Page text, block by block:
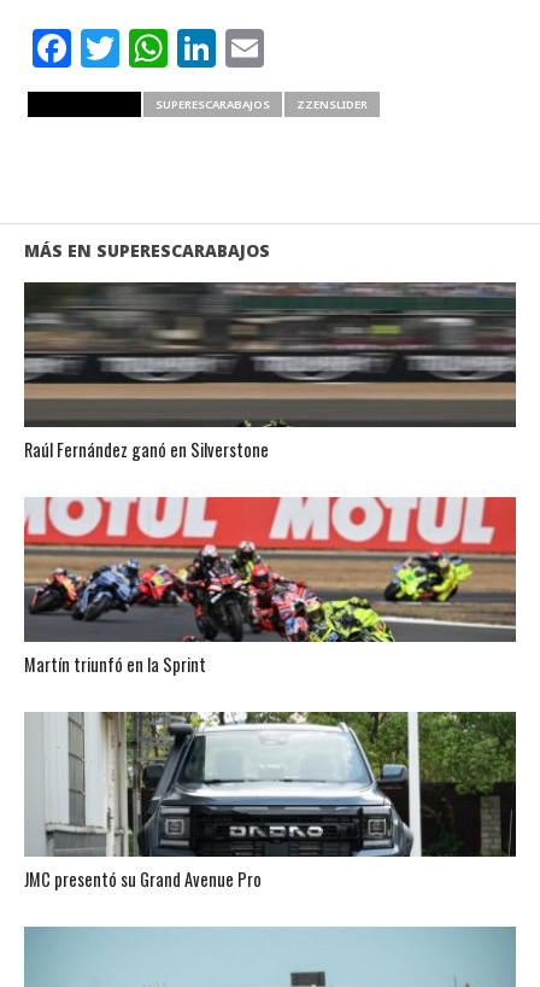
Facebook
Twitter
WhatsApp
LinkedIn
Email
SUPERESCARABAJOS ZZENSLIDER
MÁS EN SUPERESCARABAJOS
Raúl Fernández ganó en Silverstone
Martín triunfó en la Sprint
JMC presentó su Grand Avenue Pro